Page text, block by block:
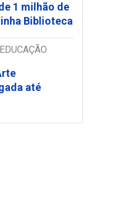
1 milhão de
Biblioteca
até